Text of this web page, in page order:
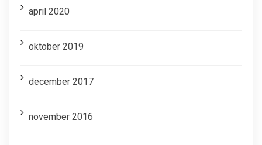
april 2020
oktober 2019
december 2017
november 2016